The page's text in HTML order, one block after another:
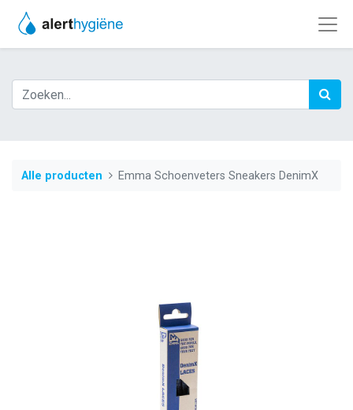
Alle producten Emma Schoenveters Sneakers DenimX